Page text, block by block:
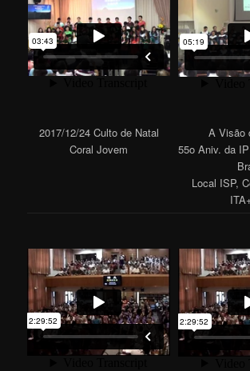
2017/12/24 Culto de Natal
Coral Jovem
A Visão
55o Aniv. da
Local ISP,